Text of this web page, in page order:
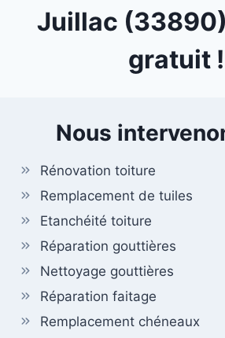
Juillac
gratuit !
Nous
Rénovation toiture
Remplacement de tuiles
Etanchéité toiture
Réparation gouttières
Nettoyage gouttières
Réparation faitage
Remplacement chéneaux